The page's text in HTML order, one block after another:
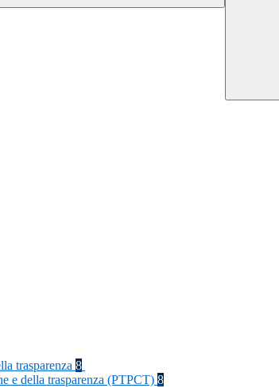
trasparenza 8
e della trasparenza (PTPCT) 8